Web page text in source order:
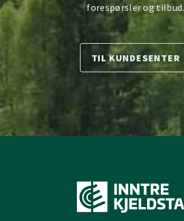
forespørsler og tilbud.
TIL KUNDESENTER